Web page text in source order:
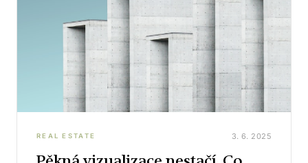
REAL ESTATE 3. 6. 2025